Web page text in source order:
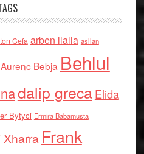
Cefa arben llalla asllan
Aurenc Bebja Behlul
dalip grecaElida
Bytyci Ermira Babamusta
Xharra Frank